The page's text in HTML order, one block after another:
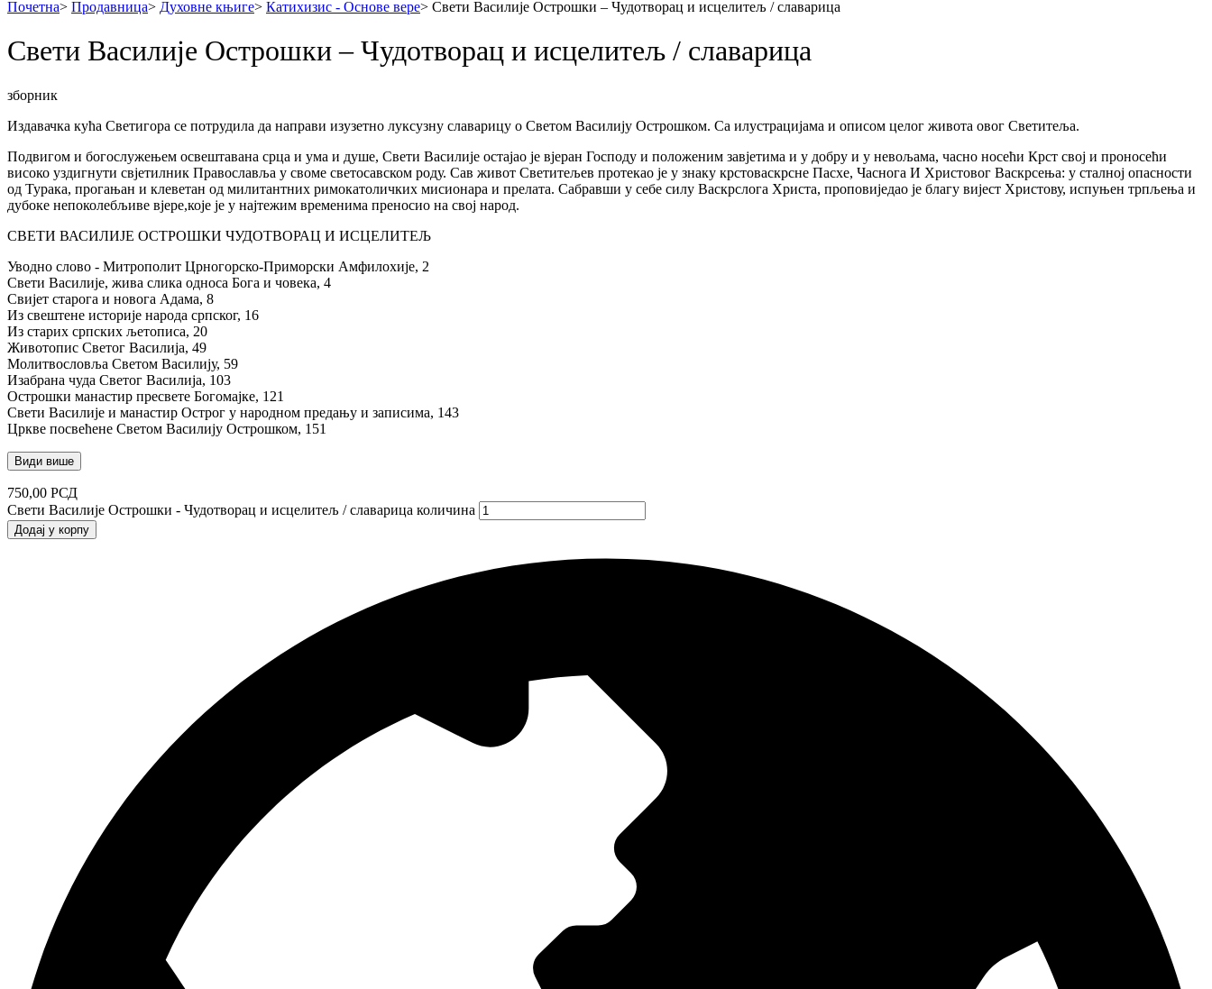
Почетна> Продавница> Духовне књиге> Катихизис - Основе вере> Свети Василије Острошки – Чудотворац и исцелитељ / славарица
Свети Василије Острошки – Чудотворац и исцелитељ / славарица
зборник
Издавачка кућа Светигора се потрудила да направи изузетно луксузну славарицу о Светом Василију Острошком. Са илустрацијама и описом целог живота овог Светитеља.
Подвигом и богослужењем освештавана срца и ума и душе, Свети Василије остајао је вјеран Господу и положеним завјетима и у добру и у невољама, часно носећи Крст свој и проносећи
високо уздигнути свјетилник Православља у своме светосавском роду. Сав живот Светитељев протекао је у знаку крстоваскрсне Пасхе, Часнога И Христовог Васкрсења: у сталној опасности
од Турака, прогањан и клеветан од милитантних римокатоличких мисионара и прелата. Сабравши у себе силу Васкрслога Христа, проповиједао је благу вијест Христову, испуњен трпљења и
дубоке непоколебљиве вјере,које је у најтежим временима преносио на свој народ.
СВЕТИ ВАСИЛИЈЕ ОСТРОШКИ ЧУДОТВОРАЦ И ИСЦЕЛИТЕЉ
Уводно слово - Митрополит Црногорско-Приморски Амфилохије, 2
Свети Василије, жива слика односа Бога и човека, 4
Свијет старога и новога Адама, 8
Из свештене историје народа српског, 16
Из старих српских љетописа, 20
Животопис Светог Василија, 49
Молитвословља Светом Василију, 59
Изабрана чуда Светог Василија, 103
Острошки манастир пресвете Богомајке, 121
Свети Василије и манастир Острог у народном предању и записима, 143
Цркве посвећене Светом Василију Острошком, 151
Види више
750,00 РСД
Свети Василије Острошки - Чудотворац и исцелитељ / славарица количина
Додај у корпу